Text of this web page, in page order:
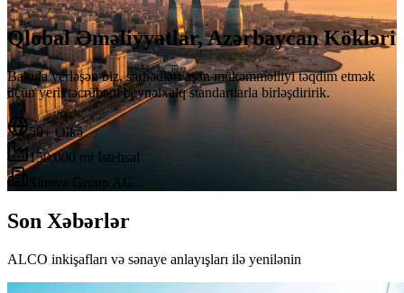
Qlobal Əməliyyatlar, Azərbaycan Kökləri
Bakıda yerləşən biz, sərhədləri aşan mükəmməlliyi təqdim etmək
üçün yerli təcrübəni beynəlxalq standartlarla birləşdiririk.
50+ Ölkə
150,000 mt İstehsal
Sinova Group AG
Son Xəbərlər
ALCO inkişafları və sənaye anlayışları ilə yenilənin